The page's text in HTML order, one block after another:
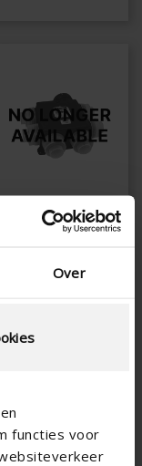
Over
functies voor
C+‑Lüftungssystem
(nicht mehr
Ist nicht mehr
erhältlich
noch möglich
Entdecken Sie